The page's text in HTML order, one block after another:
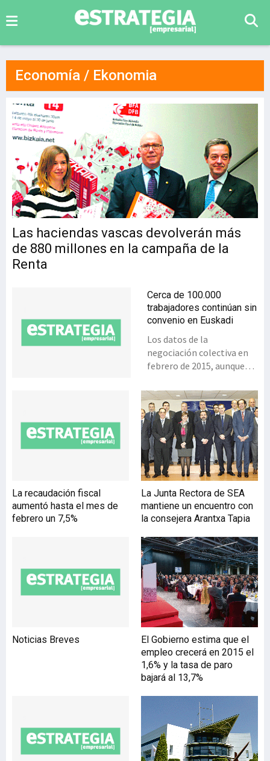
Economía / Ekonomia
Las haciendas vascas devolverán más
de 880 millones en la campaña de la
Renta
Cerca de 100.000
trabajadores continúan sin
convenio en Euskadi
Los datos de la
negociación colectiva en
febrero de 2015, aunque
anterior, reflejan que el
ritmo de renovación de los
convenios sigue siendo
bajo. En febrero se
registraron un total de 23
convenios que dan
cobertura a 9.424
número de trabajadores
con sus convenios decaídos
y sin cobertura colectiva
descendió de 105.265 a
99.689 debido, sobre todo,
a la renovación del
convenio de Limpieza de
Edificios y Locales de
Gipuzkoa, que se
encontraba decaído. De los
convenios decaídos y
pendientes de recuperar
que afectan a 99.689
personas (el 18,2%), 23
son convenios sectoriales
que se negocian en el País
La recaudación fiscal
aumentó hasta el mes de
febrero un 7,5%
La Junta Rectora de SEA
mantiene un encuentro con
la consejera Arantxa Tapia
Noticias Breves
El Gobierno estima que el
empleo crecerá en 2015 el
1,6% y la tasa de paro
bajará al 13,7%